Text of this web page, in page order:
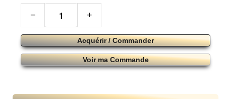
− +
Acquérir / Commander
Voir ma Commande